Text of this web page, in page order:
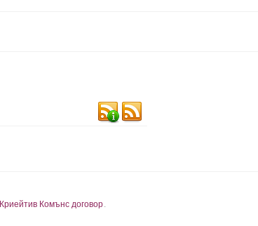
Криейтив Комънс договор.